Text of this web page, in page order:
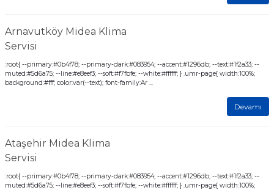
Arnavutköy Midea Klima
Servisi
:root{ --primary:#0b4f78; --primary-dark:#083954; --accent:#1296db; --text:#1f2a33; --
muted:#5d6a75; --line:#e8eef3; --soft:#f7fbfe; --white:#ffffff; } .umr-page{ width:100%;
background:#fff; color:var(--text); font-family:Ar ...
Devamı
Ataşehir Midea Klima
Servisi
:root{ --primary:#0b4f78; --primary-dark:#083954; --accent:#1296db; --text:#1f2a33; --
muted:#5d6a75; --line:#e8eef3; --soft:#f7fbfe; --white:#ffffff; } .umr-page{ width:100%;